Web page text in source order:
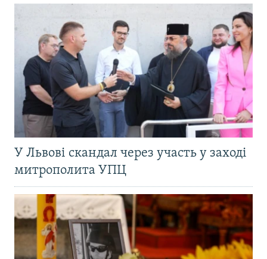
У Львові скандал через участь у заході
митрополита УПЦ